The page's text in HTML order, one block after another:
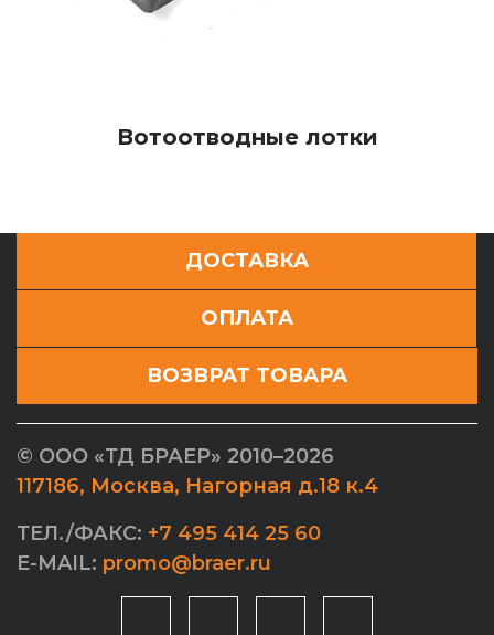
Вотоотводные лотки
ДОСТАВКА
ОПЛАТА
ВОЗВРАТ ТОВАРА
© OOO «ТД БРАЕР» 2010–2026
117186, Москва, Нагорная д.18 к.4
ТЕЛ./ФАКС: +7 495 414 25 60
E-MAIL: promo@braer.ru